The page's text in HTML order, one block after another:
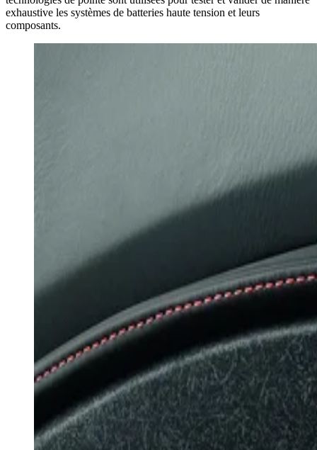
exhaustive les systèmes de batteries haute tension et leurs
composants.